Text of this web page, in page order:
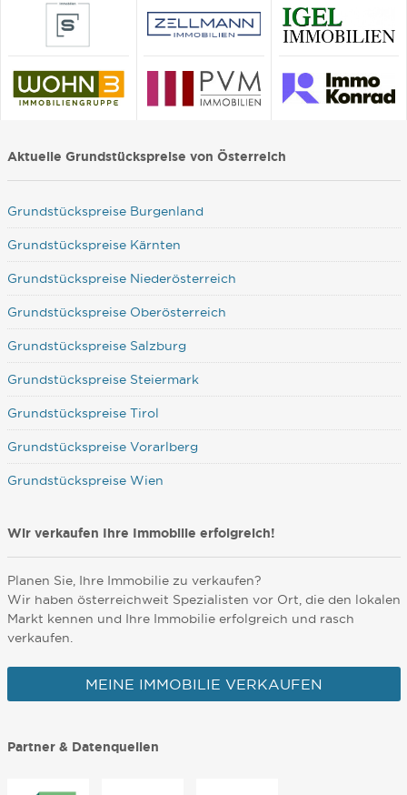
Aktuelle Grundstückspreise von Österreich
Grundstückspreise Burgenland
Grundstückspreise Kärnten
Grundstückspreise Niederösterreich
Grundstückspreise Oberösterreich
Grundstückspreise Salzburg
Grundstückspreise Steiermark
Grundstückspreise Tirol
Grundstückspreise Vorarlberg
Grundstückspreise Wien
Wir verkaufen Ihre Immobilie erfolgreich!
Planen Sie, Ihre Immobilie zu verkaufen?
Wir haben österreichweit Spezialisten vor Ort, die den lokalen
Markt kennen und Ihre Immobilie erfolgreich und rasch
verkaufen.
MEINE IMMOBILIE VERKAUFEN
Partner & Datenquellen